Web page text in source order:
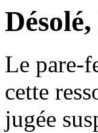
Le pare-
cette
jugée